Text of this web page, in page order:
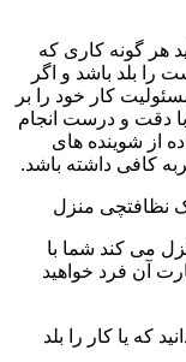
هر گونه کاری که
بلد باشد و اگر
کار خود را بر
دقت و درست انجام
از شوینده های
کافی داشته باشد.
نظافتچی منزل
می کند شما با
آن فرد خواهید
که یا کار را بلد